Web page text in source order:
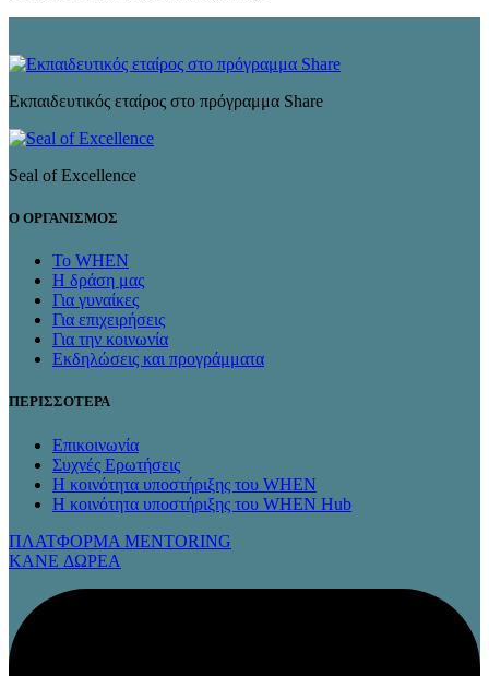
Εκπαιδευτικός εταίρος στο πρόγραμμα Share
Seal of Excellence
Ο ΟΡΓΑΝΙΣΜΟΣ
Το WHEN
Η δράση μας
Για γυναίκες
Για επιχειρήσεις
Για την κοινωνία
Εκδηλώσεις και προγράμματα
ΠΕΡΙΣΣΟΤΕΡΑ
Επικοινωνία
Συχνές Ερωτήσεις
Η κοινότητα υποστήριξης του WHEN
Η κοινότητα υποστήριξης του WHEN Hub
ΠΛΑΤΦΟΡΜΑ MENTORING
KANE ΔΩΡΕΑ